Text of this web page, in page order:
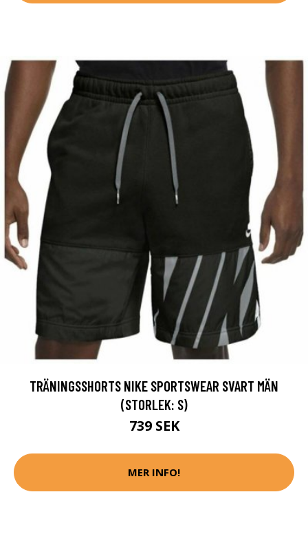
TRÄNINGSSHORTS NIKE SPORTSWEAR SVART MÄN
(STORLEK: S)
739 SEK
MER INFO!